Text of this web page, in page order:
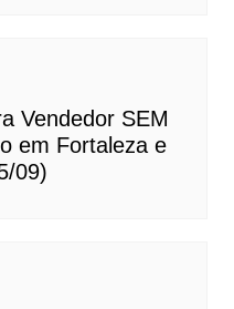
Vendedor SEM
em Fortaleza e
09)